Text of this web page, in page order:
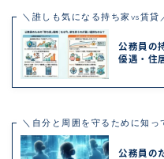
＼誰しも気になる持ち家vs賃貸
公務員の
優遇・住
＼自分と周囲を守るために知っ
公務員の